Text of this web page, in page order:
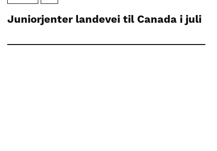
Juniorjenter landevei til Canada i juli